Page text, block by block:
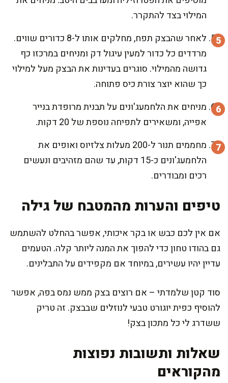
המילוי בצד להתקרר.
לאחר שהבצק תפח, מחלקים אותו ל-8 כדורים שווים.
מרדדים כל כדור למעין עיגול דק ומניחים במרכזו כף
גדושה מהמילוי. סוגרים בעדינות את הבצק מעל למילוי
כך שהוא יוצר צורת כיס פתוחה.
מניחים את הלחמעג'ונים על תבנית מרופדת בנייר
אפייה, ומשאירים לתפיחה נוספת של 20 דקות.
מחממים תנור ל-200 מעלות צלזיוס ואופים את
הלחמעג'ונים כ-15 דקות, עד שהם מזהיבים ונעשים
רכים ומבודרים.
טיפים והערות מהמטבח של גילה
אם אין לכם כבש או בקר איכותי, אפשר בהחלט להשתמש
גם בהודו טחון כדי להפוך את המנה ליותר קלה. הטעמים
עדיין יהיו עשירים, במיוחד אם מקפידים על התבלינים.
סוד קטן שלמדתי – אם רוצים בצק ממש נמס בפה, אפשר
להוסיף כפית יוגורט טבעי לנוזלים שבבצק. זה טריק
ששדרג לי כל מתכון בצק!
שאלות ותשובות נפוצות
מהקוראים